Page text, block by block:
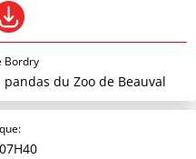
Bordry
du Zoo de Beauval